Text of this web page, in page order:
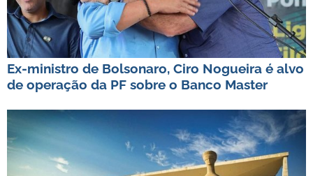
Ex-ministro de Bolsonaro, Ciro Nogueira é alvo
de operação da PF sobre o Banco Master